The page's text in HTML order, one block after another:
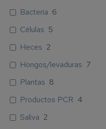
Bacteria 6
Células 5
Heces 2
Hongos/levaduras 7
Plantas 8
Productos PCR 4
Saliva 2